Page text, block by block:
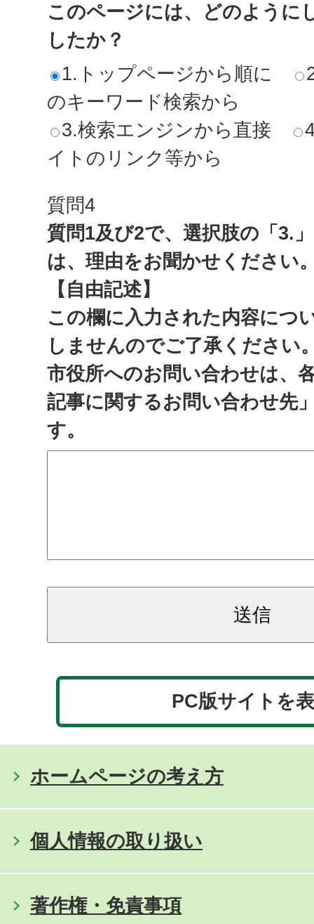
このページには、どのように
したか？
1.トップページから順に
のキーワード検索から
3.検索エンジンから直接
イトのリンク等から
質問4
質問1及び2で、選択肢の「3.
は、理由をお聞かせください
【自由記述】
この欄に入力された内容につ
しませんのでご了承ください
市役所へのお問い合わせは、
記事に関するお問い合わせ先
す。
PC版サイトを
ホームページの考え方
個人情報の取り扱い
著作権・免責事項